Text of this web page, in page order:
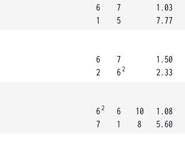
6
1
7
5
1.03
7.77
6
2
7
62
1.50
2.33
62
7
6
1
10
8
1.08
5.60